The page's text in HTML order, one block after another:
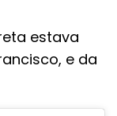
estava
e da